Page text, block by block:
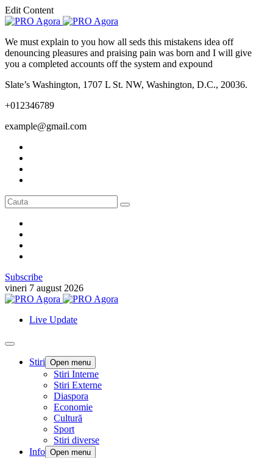
Edit Content
We must explain to you how all seds this mistakens idea off
denouncing pleasures and praising pain was born and I will give
you a completed accounts off the system and expound
Slate’s Washington, 1707 L St. NW, Washington, D.C., 20036.
+012346789
example@gmail.com
Subscribe
vineri 7 august 2026
Live Update
Stiri Open menu
Stiri Interne
Stiri Externe
Diaspora
Economie
Cultură
Sport
Stiri diverse
Info Open menu